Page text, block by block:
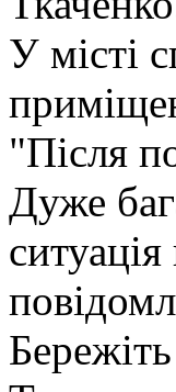
У місті
"Після
Дуже